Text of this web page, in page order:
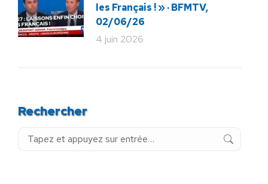
les Français ! » · BFMTV,
02/06/26
4 juin 2026
Rechercher
Recherche